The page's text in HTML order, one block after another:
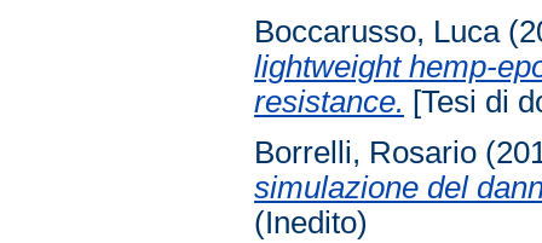
Boccarusso, Luca
lightweight hemp-
resistance. [Tesi di
Borrelli, Rosario
simulazione del
(Inedito)